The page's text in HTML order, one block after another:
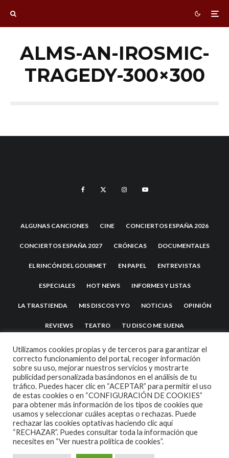
ALMS-AN-IROSMIC-
TRAGEDY-300×300
ALGUNAS CANCIONES CINE CONCIERTOS ESPAÑA 2026
CONCIERTOS ESPAÑA 2027 CRÓNICAS DOCUMENTALES
EL RINCÓN DEL GOURMET EN PAPEL ENTREVISTAS
ESPECIALES HOT NEWS INFORMES Y LISTAS
LA TRASTIENDA MIS DISCOS Y YO NOTICIAS OPINIÓN
REVIEWS TEATRO TU DISCO ME SUENA
2007 COPYRIGHT -CODETIPITHEME
Utilizamos cookies propias y de terceros para garantizar el
correcto funcionamiento del portal, recoger información
sobre su uso, mejorar nuestros servicios y mostrarte
publicidad personalizada basándonos en el análisis de tu
tráfico. Puedes hacer clic en “ACEPTAR” para permitir el uso
de estas cookies o en “CONFIGURACIÓN DE COOKIES”
para obtener más información de los tipos de cookies que
usamos y seleccionar cuáles aceptas o rechazas. Puede
rechazar las cookies optativas haciendo clic aquí
“RECHAZAR”. Puedes consultar toda la información que
necesites en “Ver nuestra política de cookies”.